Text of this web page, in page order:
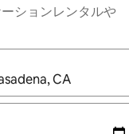
シ⁠ョ⁠ンレ⁠ン⁠タ⁠ルや
上下の矢印キーを使っ